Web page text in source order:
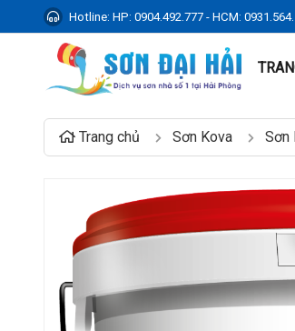
Hotline: HP: 0904.492.777 - HCM:
Trang chủ Sơn Kova Sơn